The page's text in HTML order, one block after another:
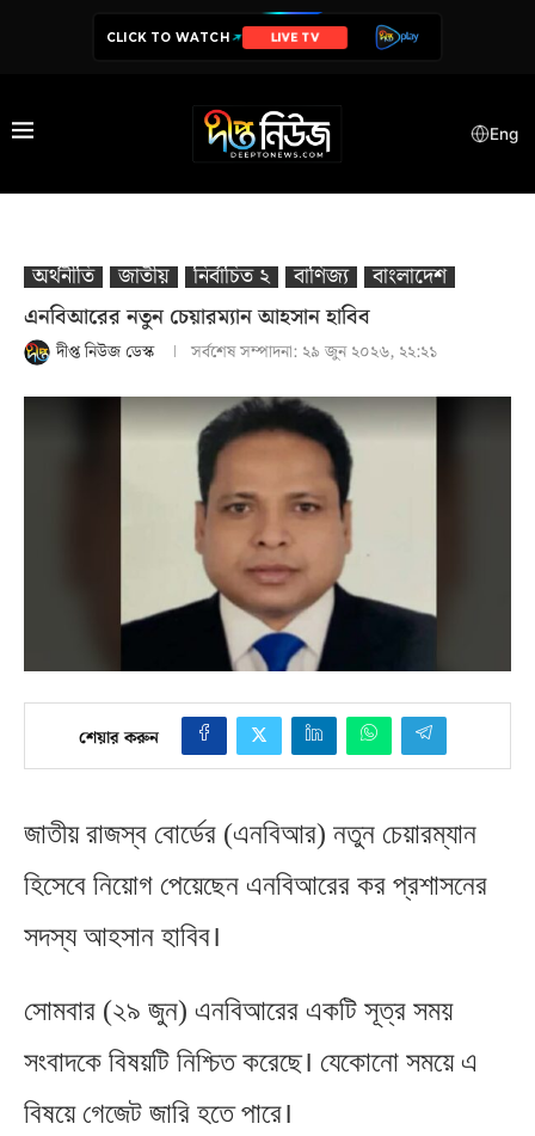
CLICK TO WATCH NEWS
Eng
অর্থনীতি জাতীয় নির্বাচিত ২ বাণিজ্য
বাংলাদেশ
এনবিআরের নতুন চেয়ারম্যান আহসান হাবিব
দীপ্ত নিউজ ডেস্ক সর্বশেষ সম্পাদনা: ২৯ জুন ২০২৬, ২২:২১
শেয়ার করুন
জাতীয় রাজস্ব বোর্ডের (এনবিআর) নতুন চেয়ারম্যান
হিসেবে নিয়োগ পেয়েছেন এনবিআরের কর প্রশাসনের
সদস্য আহসান হাবিব।
সোমবার (২৯ জুন) এনবিআরের একটি সূত্র সময়
সংবাদকে বিষয়টি নিশ্চিত করেছে। যেকোনো সময়ে এ
বিষয়ে গেজেট জারি হতে পারে।